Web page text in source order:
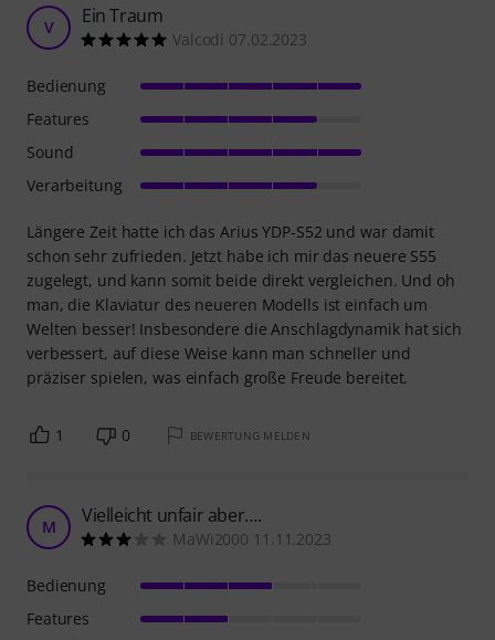
V Ein Traum
Valcodi 07.02.2023
Längere Zeit hatte ich das Arius YDP-S52 und war damit
schon sehr zufrieden. Jetzt habe ich mir das neuere S55
zugelegt, und kann somit beide direkt vergleichen. Und oh
man, die Klaviatur des neueren Modells ist einfach um
Welten besser! Insbesondere die Anschlagdynamik hat sich
verbessert, auf diese Weise kann man schneller und
präziser spielen, was einfach große Freude bereitet.
Bedienung
Features
Sound
Verarbeitung
1 0 BEWERTUNG MELDEN
M Vielleicht unfair aber….
MaWi2000 11.11.2023
Bedienung
Features